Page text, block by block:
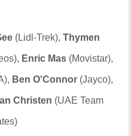
(Lidl-Trek), Thymen
Enric Mas(Movistar),
Ben O'Connor (Jayco),
Christen (UAE Team